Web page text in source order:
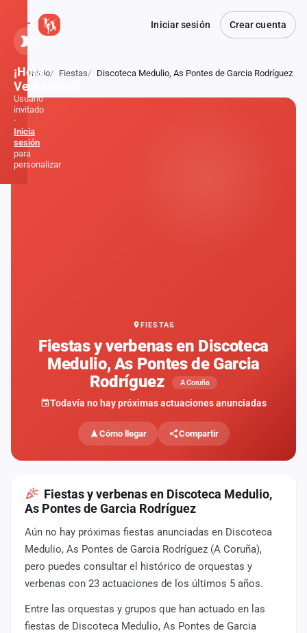
Iniciar sesión Crear cuenta
Atrás
Inicio Fiestas Discoteca Medulio, As Pontes de Garcia Rodríguez
FIESTAS
Fiestas y verbenas en Discoteca
Medulio, As Pontes de Garcia
Rodríguez
A Coruña
Todavía no hay próximas actuaciones anunciadas
Cómo llegar Compartir
Fiestas y verbenas en Discoteca Medulio,
As Pontes de Garcia Rodríguez
Aún no hay próximas fiestas anunciadas en Discoteca
Medulio, As Pontes de Garcia Rodríguez (A Coruña),
pero puedes consultar el histórico de orquestas y
verbenas con 23 actuaciones de los últimos 5 años.
Entre las orquestas y grupos que han actuado en las
fiestas de Discoteca Medulio, As Pontes de Garcia
¡Hola,
Verbener@!
Usuario
invitado
·
Inicia
sesión
para
personalizar
fiestas
Fichajes
Vídeos
Anuncios
Iniciar
sesión
Crear
cuenta